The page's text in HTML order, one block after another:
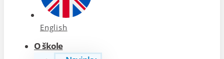
English
O škole